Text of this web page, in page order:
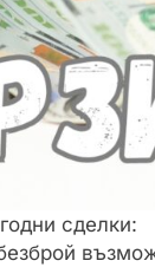
сделки: